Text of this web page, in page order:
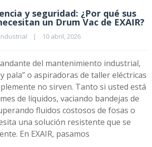
y seguridad: ¿Por qué sus
un Drum Vac de EXAIR?
| 10 abril, 2026
del mantenimiento industrial,
pala” o aspiradoras de taller eléctricas
no sirven. Tanto si usted está
de líquidos, vaciando bandejas de
fluidos costosos de fosas o
una solución resistente que se
En EXAIR, pasamos